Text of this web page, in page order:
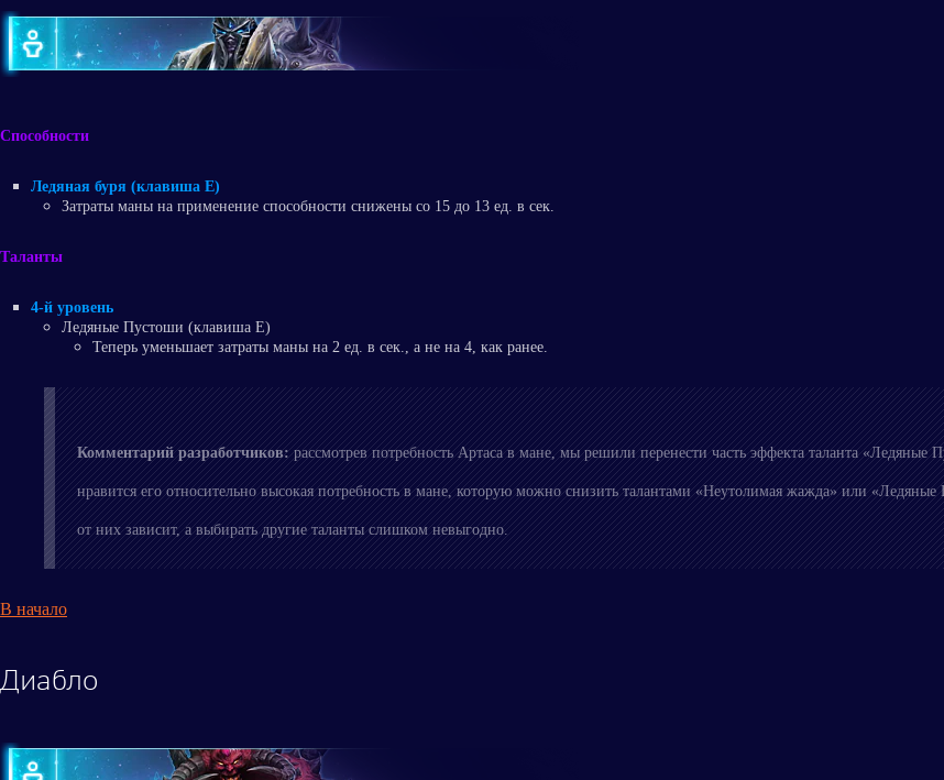
Способности
Ледяная буря (клавиша E)
Затраты маны на применение способности снижены со 15 до 13 ед. в сек.
Таланты
4-й уровень
Ледяные Пустоши (клавиша E)
Теперь уменьшает затраты маны на 2 ед. в сек., а не на 4, как ранее.
Комментарий разработчиков:рассмотрев потребность Артаса в мане, мы решили перенести часть эффекта таланта
нравится его относительно высокая потребность в мане, которую можно снизить талантами «Неутолимая жажда» или
от них зависит, а выбирать другие таланты слишком невыгодно.
В начало
Диабло